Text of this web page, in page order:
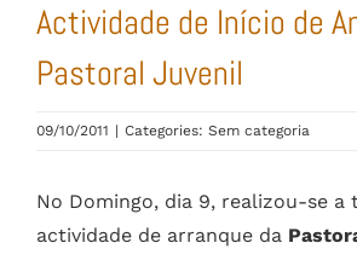
Actividade de Início de
Pastoral Juvenil
09/10/2011 | Categories: Sem categoria
No Domingo, dia 9, realizou-se a
actividade de arranque da